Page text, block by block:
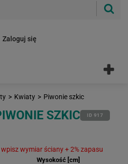
Zaloguj się
> Kwiaty > Piwonie szkic
SZKIC ID 917
wymiar ściany + 2% zapasu
Wysokość [cm]